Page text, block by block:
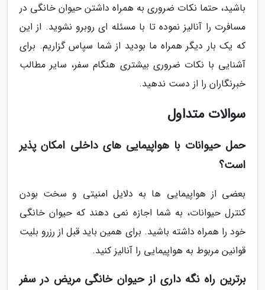
باشید، حتما نکات ضروری به همراه داشتن حیوان خانگی در
مسافرت را آنالیز نموده تا با مسئله ای روبرو نشوید. از این
که یک بار دیگر همراه ما بودید از شما سپاس گزاریم. برای
آشنایی با نکات ضروری بیشتری هنگام سفر، سایر مطالب
خبرنگاران را از دست ندهید.
سوالات متداول
حمل حیوانات با هواپیمایی های داخلی امکان پذیر
است؟
بعضی از هواپیمایی ها به دلایل امنیتی و سخت بودن
کنترل حیوانات، به شما اجازه نمی دهند که حیوان خانگی
خود را همراه داشته باشید. برای همین باید قبل از رزرو بلیت
قوانین مربوط به هواپیمایی را آنالیز کنید.
برترین راه نگه داری از حیوان خانگی مریض در سفر